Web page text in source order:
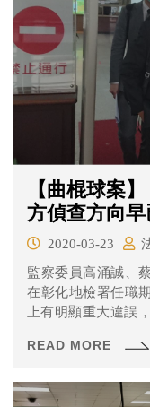
【曲棍球案
方偵查方向早
2020-03-23
監察委員高涌誠、
在彰化地檢署任職
上有明顯重大違誤
方說了什麼吧！
READ MORE